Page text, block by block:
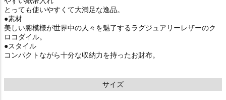
とっても使いやすくて大満足な逸品。
●素材
美しい腑模様が世界中の人々を魅了するラグジュアリーレザーのク
ロコダイル。
●スタイル
コンパクトながら十分な収納力を持ったお財布。
サイズ